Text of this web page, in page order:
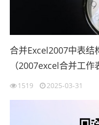
合并Excel2007中表结
（2007excel合并工作
1519 2025-03-31